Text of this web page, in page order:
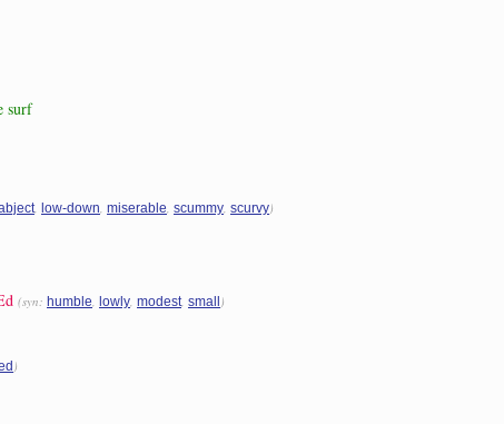
surf
, low-down, miserable, scummy, scurvy)
(syn: humble, lowly, modest, small )
)